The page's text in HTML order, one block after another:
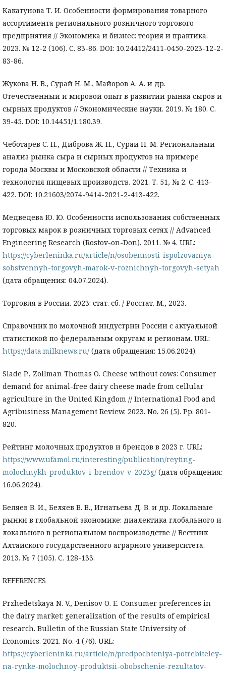
Какатунова Т. И. Особенности формирования товарного
ассортимента регионального розничного торгового
предприятия // Экономика и бизнес: теория и практика.
2023. № 12-2 (106). С. 83-86. DOI: 10.24412/2411-0450-2023-12-2-
83-86.
Жукова Н. В., Сурай Н. М., Майоров А. А. и др.
Отечественный и мировой опыт в развитии рынка сыров и
сырных продуктов // Экономические науки. 2019. № 180. С.
39-45. DOI: 10.14451/1.180.39.
Чеботарев С. Н., Диброва Ж. Н., Сурай Н. М. Региональный
анализ рынка сыра и сырных продуктов на примере
города Москвы и Московской области // Техника и
технология пищевых производств. 2021. Т. 51, № 2. С. 413-
422. DOI: 10.21603/2074-9414-2021-2-413-422.
Медведева Ю. Ю. Особенности использования собственных
торговых марок в розничных торговых сетях // Advanced
Engineering Research (Rostov-on-Don). 2011. № 4. URL:
https://cyberleninka.ru/article/n/osobennosti-ispolzovaniya-
sobstvennyh-torgovyh-marok-v-roznichnyh-torgovyh-setyah
(дата обращения: 04.07.2024).
Торговля в России. 2023: стат. сб. / Росстат. M., 2023.
Справочник по молочной индустрии России с актуальной
статистикой по федеральным округам и регионам. URL:
https://data.milknews.ru/ (дата обращения: 15.06.2024).
Slade P., Zollman Thomas O. Cheese without cows: Consumer
demand for animal-free dairy cheese made from cellular
agriculture in the United Kingdom // International Food and
Agribusiness Management Review. 2023. No. 26 (5). Pp. 801-
820.
Рейтинг молочных продуктов и брендов в 2023 г. URL:
https://www.ufamol.ru/interesting/publication/reyting-
molochnykh-produktov-i-brendov-v-2023g/ (дата обращения:
16.06.2024).
Беляев В. И., Беляев В. В., Игнатьева Д. В. и др. Локальные
рынки в глобальной экономике: диалектика глобального и
локального в региональном воспроизводстве // Вестник
Алтайского государственного аграрного университета.
2013. № 7 (105). С. 128-133.
REFERENCES
Przhedetskaya N. V., Denisov O. E. Consumer preferences in
the dairy market: generalization of the results of empirical
research. Bulletin of the Russian State University of
Economics. 2021. No. 4 (76). URL:
https://cyberleninka.ru/article/n/predpochteniya-potrebiteley-
na-rynke-molochnoy-produktsii-obobschenie-rezultatov-